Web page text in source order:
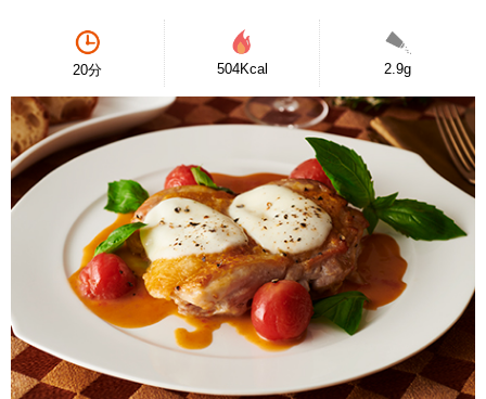
20分 504Kcal 2.9g